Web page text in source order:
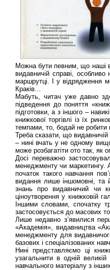
Можна бути певним, що наші
видавничій справі,
маршрутці. І у відрядження
Краків...
Мабуть, читач уже давно
підведення до поняття
підготовки, а з іншого –
книжкової торгівлі із їх
темпами, то, бодай не робити
Треба сказати, що видавничій
– нині вчать у не одному
може розбагатіти ото так,
Досі переважно
менеджменту чи маркетингу.
початок такого навчання
видання лише іншомовні, та
знань про видавничий чи
ціноутворення у книжковій
Іншими словами, спочатку
застосовується до масових
Лише недавно з’явилися
«Академія», видавництва
менеджменту для
базових і спеціалізованих
Нині представляємо ці
узагальнити в одній
навчального матеріалу з